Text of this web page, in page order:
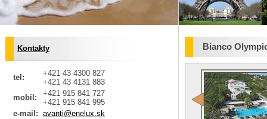
Bianco
Kontakty
tel:
+421 43 4300 827
+421 43 4131 883
mobil:
+421 915 841 727
+421 915 841 995
e-mail: avanti@enelux.sk